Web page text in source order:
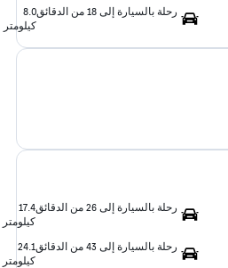
رحلة بالسيارة إلى 18 من الدقائق
8.0
كيلومتر
رحلة بالسيارة إلى 26 من الدقائق
17.4
كيلومتر
رحلة بالسيارة إلى 43 من الدقائق
24.1
كيلومتر